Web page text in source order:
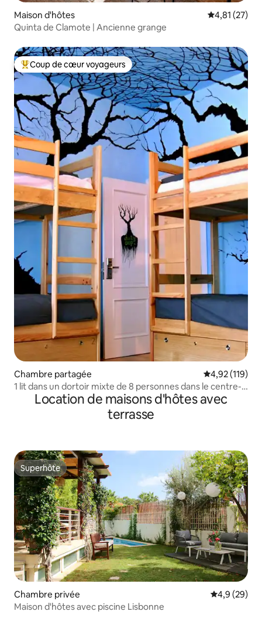
Maison d'hôtes Évaluation
4,81 (27)
Quinta de Clamote | Ancienne grange
Coups de cœur voyageurs les plus appréciés
Coup de cœur voyageurs
Chambre partagée Évaluation
4,92 (119)
1 lit dans un dortoir mixte de 8 personnes dans le centre-
ville de Lisbonne
Location de maisons d'hôtes avec
terrasse
Superhôte
Superhôte
Chambre privée Évaluation
4,9 (29)
Maison d'hôtes avec piscine Lisbonne